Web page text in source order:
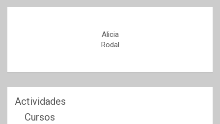
Alicia
Rodal
Actividades
Cursos